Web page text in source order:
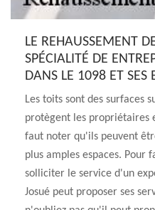
LE REHAUSSEMENT
SPÉCIALITÉ DE
DANS LE 1098 ET SES
Les toits sont des surfaces
protègent les propriétaires
faut noter qu'ils peuvent
plus amples espaces. Pour
solliciter le service d'un
Josué peut proposer ses